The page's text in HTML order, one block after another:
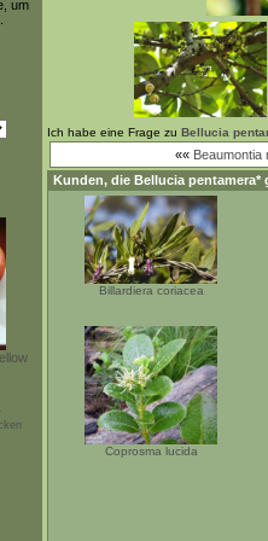
um
Ich habe eine Frage zu Bellucia
«« Beaumontia
Kunden, die Bellucia pentamera*
Billardiera coriacea
Coprosma lucida